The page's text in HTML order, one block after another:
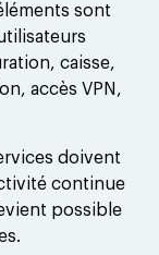
sont
caisse,
accès VPN,
doivent
continue
possible